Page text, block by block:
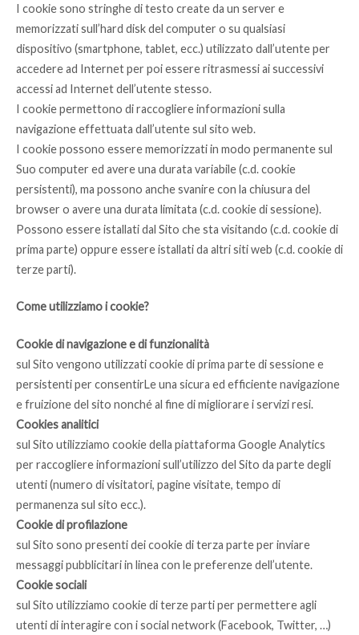
I cookie sono stringhe di testo create da un server e
memorizzati sull’hard disk del computer o su qualsiasi
dispositivo (smartphone, tablet, ecc.) utilizzato dall’utente per
accedere ad Internet per poi essere ritrasmessi ai successivi
accessi ad Internet dell’utente stesso.
I cookie permettono di raccogliere informazioni sulla
navigazione effettuata dall’utente sul sito web.
I cookie possono essere memorizzati in modo permanente sul
Suo computer ed avere una durata variabile (c.d. cookie
persistenti), ma possono anche svanire con la chiusura del
browser o avere una durata limitata (c.d. cookie di sessione).
Possono essere istallati dal Sito che sta visitando (c.d. cookie di
prima parte) oppure essere istallati da altri siti web (c.d. cookie di
terze parti).
Come utilizziamo i cookie?
Cookie di navigazione e di funzionalità
sul Sito vengono utilizzati cookie di prima parte di sessione e
persistenti per consentirLe una sicura ed efficiente navigazione
e fruizione del sito nonché al fine di migliorare i servizi resi.
Cookies analitici
sul Sito utilizziamo cookie della piattaforma Google Analytics
per raccogliere informazioni sull’utilizzo del Sito da parte degli
utenti (numero di visitatori, pagine visitate, tempo di
permanenza sul sito ecc.).
Cookie di profilazione
sul Sito sono presenti dei cookie di terza parte per inviare
messaggi pubblicitari in linea con le preferenze dell’utente.
Cookie sociali
sul Sito utilizziamo cookie di terze parti per permettere agli
utenti di interagire con i social network (Facebook, Twitter, …)